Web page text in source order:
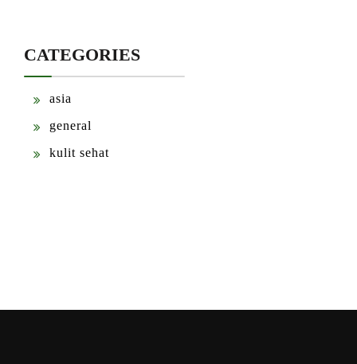
CATEGORIES
asia
general
kulit sehat